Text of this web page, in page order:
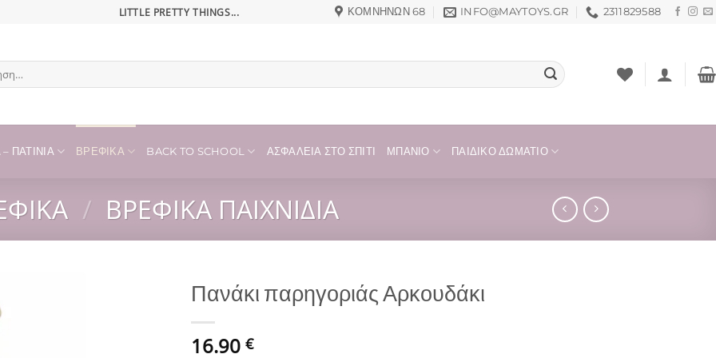
LITTLE PRETTY THINGS... ΚΟΜΝΗΝΏΝ 68 INFO@MAYTOYS.GR 2311829588
ΠΑΤΊΝΙΑ ΒΡΕΦΙΚΆ BACK TO SCHOOL ΑΣΦΆΛΕΙΑ ΣΤΟ ΣΠΊΤΙ ΜΠΆΝΙΟ ΠΑΙΔΙΚΌ ΔΩΜΆΤΙΟ
/ ΒΡΕΦΙΚΆ ΠΑΙΧΝΊΔΙΑ
Πανάκι παρηγοριάς Αρκουδάκι
16.90 €